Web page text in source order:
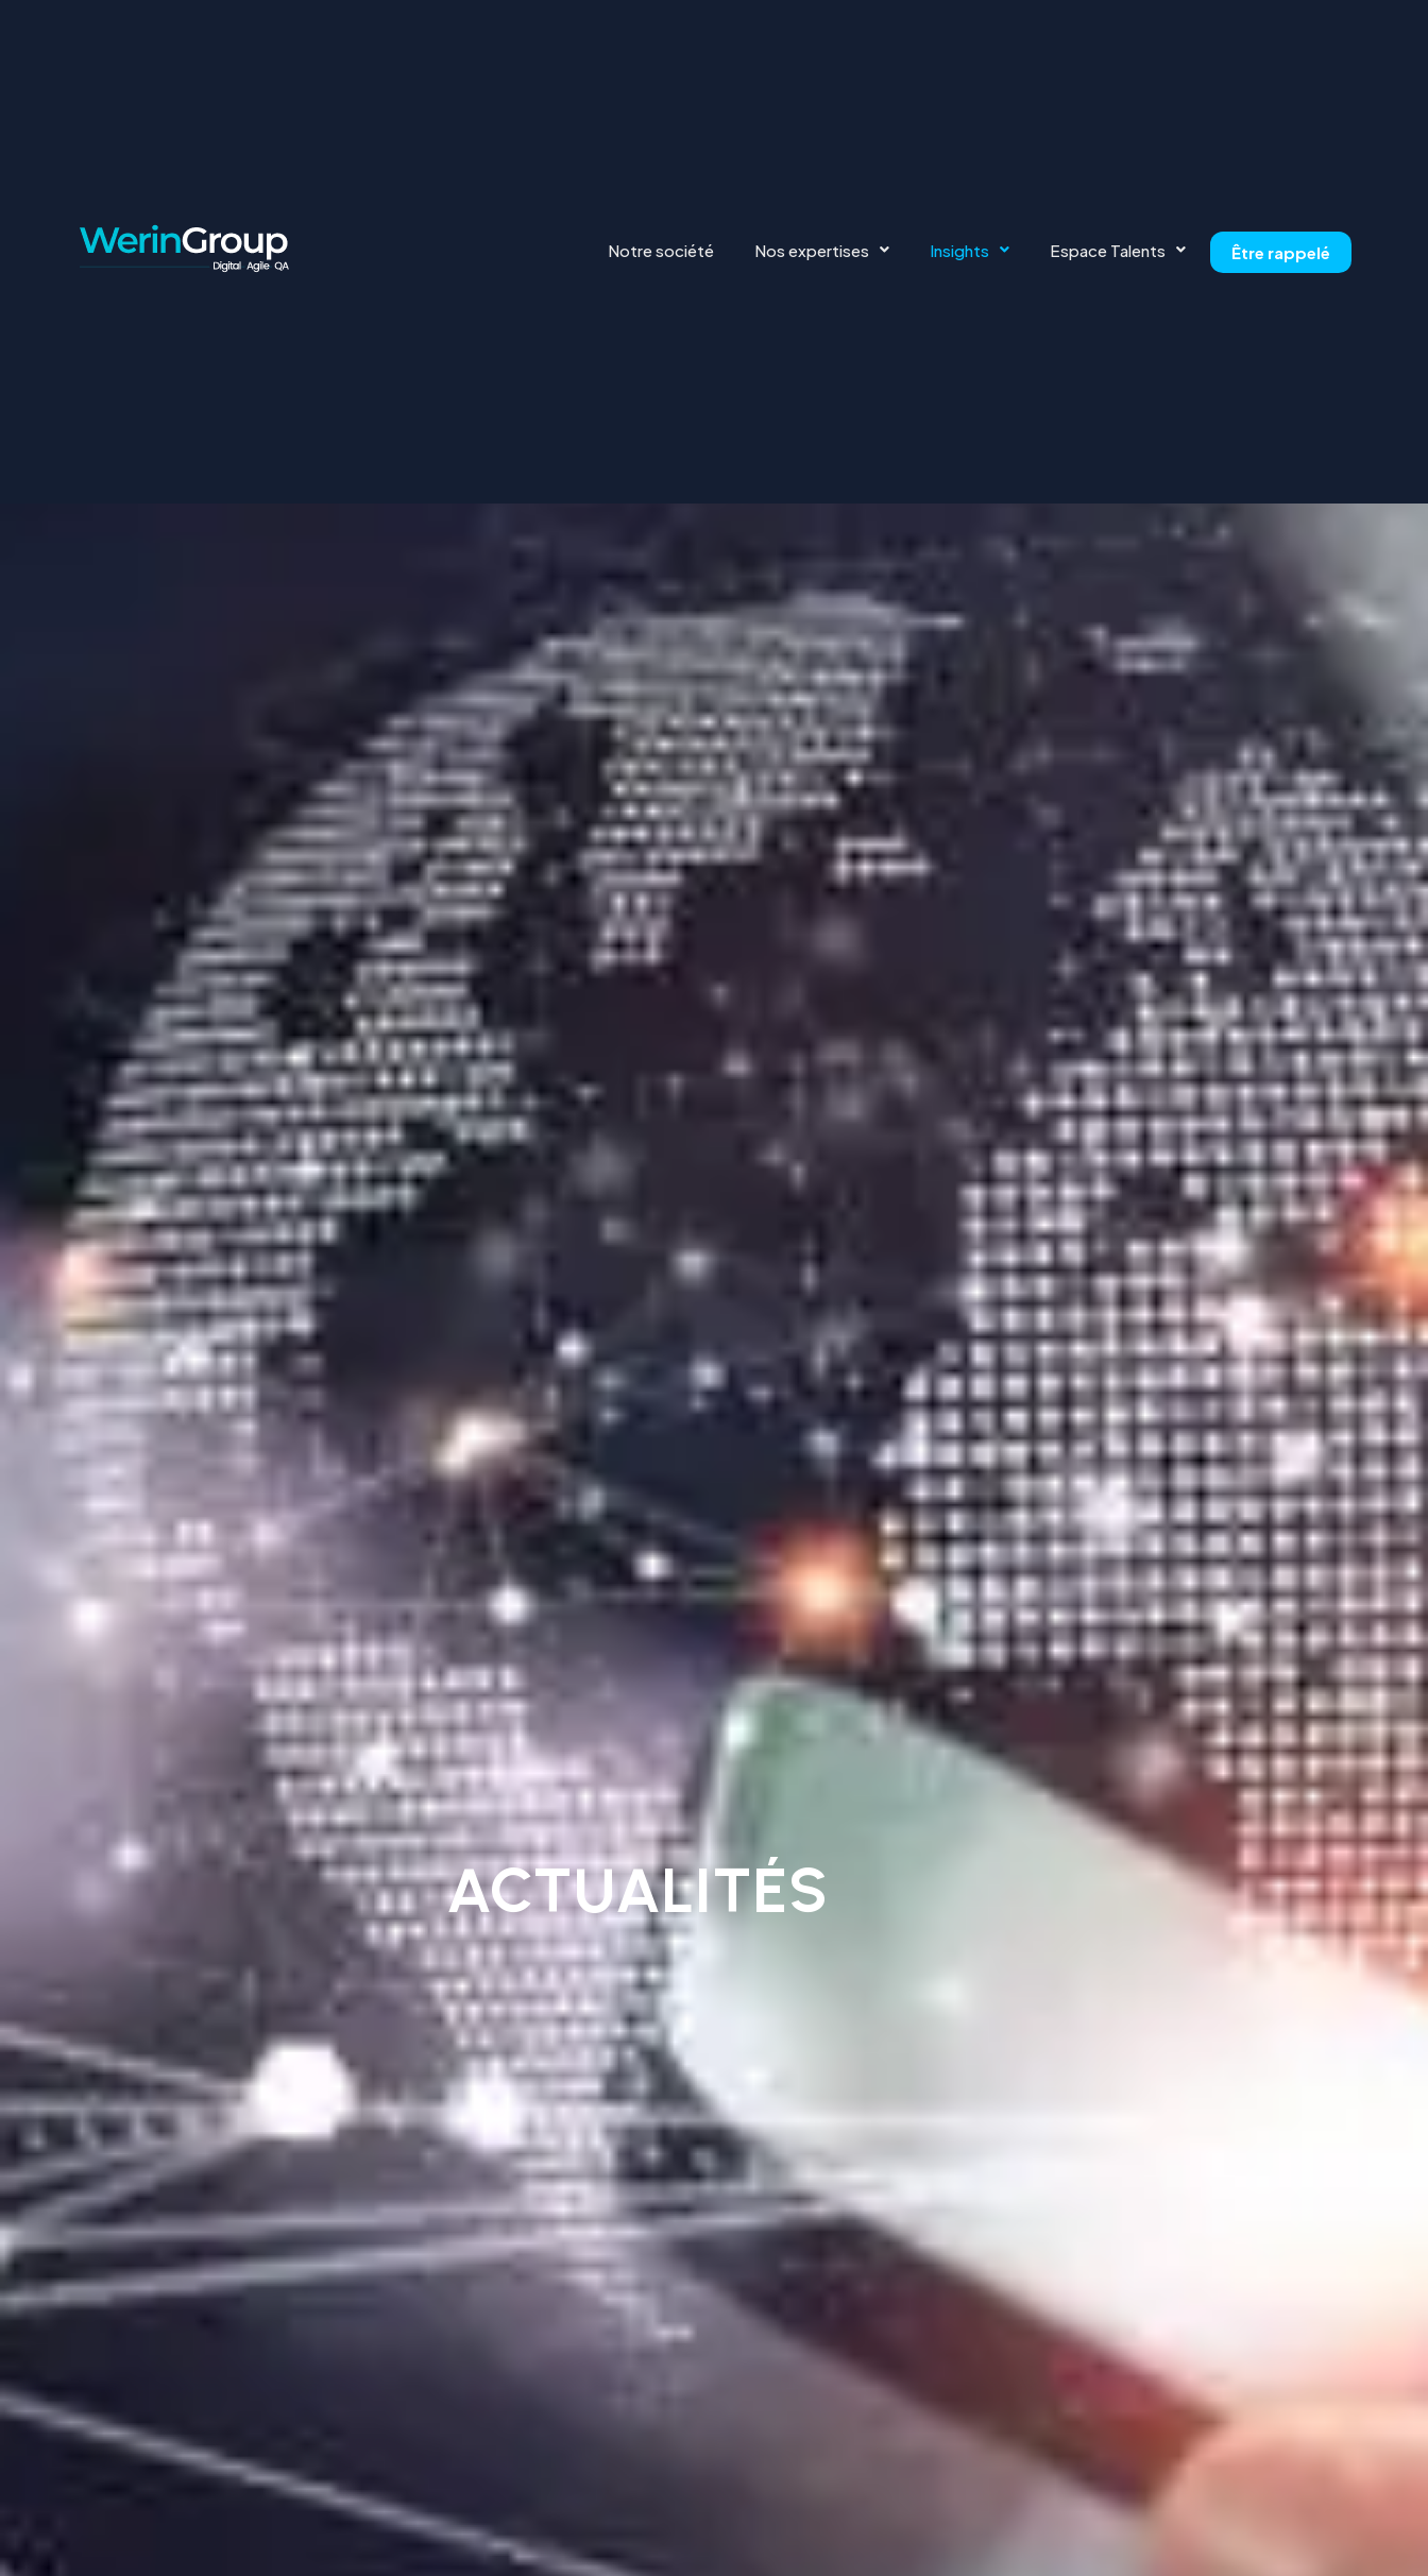
Notre société Nos expertises Insights Espace Talents Être rappelé
ACTUALITÉS